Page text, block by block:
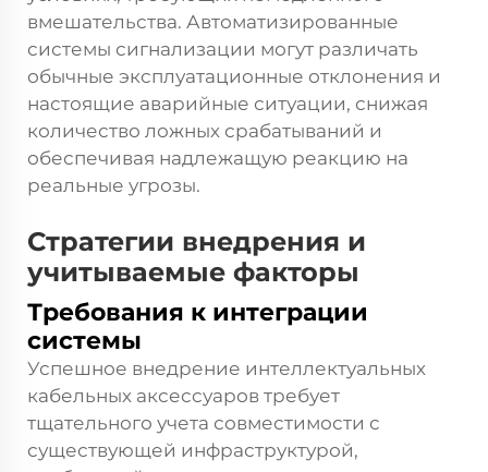
вмешательства. Автоматизированные
системы сигнализации могут различать
обычные эксплуатационные отклонения и
настоящие аварийные ситуации, снижая
количество ложных срабатываний и
обеспечивая надлежащую реакцию на
реальные угрозы.
Стратегии внедрения и
учитываемые факторы
Требования к интеграции
системы
Успешное внедрение интеллектуальных
кабельных аксессуаров требует
тщательного учета совместимости с
существующей инфраструктурой,